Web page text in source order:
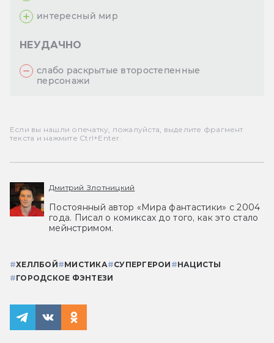
интересный мир
НЕУДАЧНО
слабо раскрытые второстепенные
персонажи
Если вы нашли опечатку, пожалуйста, выделите фрагмент
текста и нажмите Ctrl+Enter.
Дмитрий Злотницкий
Постоянный автор «Мира фантастики» с 2004
года. Писал о комиксах до того, как это стало
мейнстримом.
#ХЕЛЛБОЙ#МИСТИКА#СУПЕРГЕРОИ #НАЦИСТЫ
#ГОРОДСКОЕ ФЭНТЕЗИ